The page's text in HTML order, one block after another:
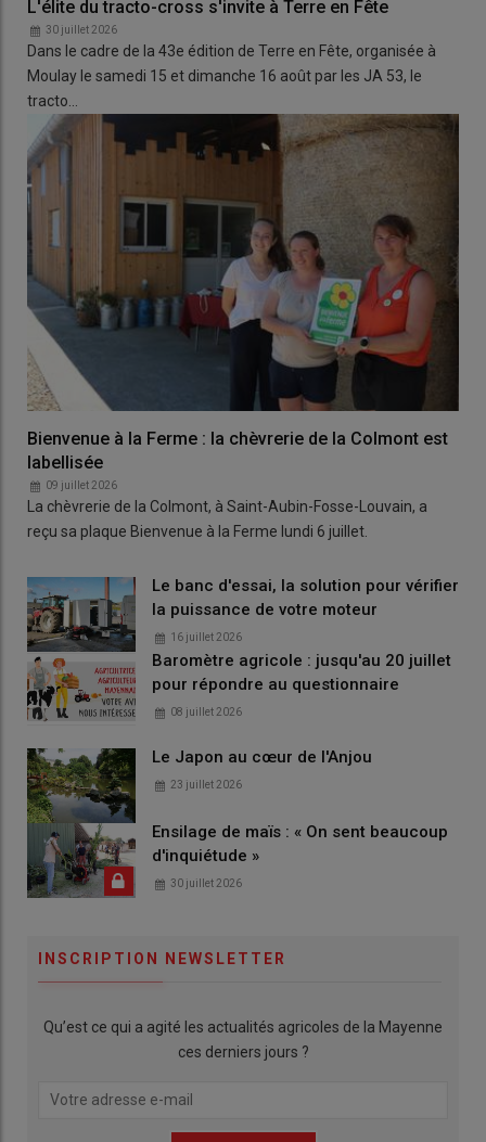
L'élite du tracto-cross s'invite à Terre en Fête
30 juillet 2026
Dans le cadre de la 43e édition de Terre en Fête, organisée à
Moulay le samedi 15 et dimanche 16 août par les JA 53, le
tracto…
Bienvenue à la Ferme : la chèvrerie de la Colmont est
labellisée
09 juillet 2026
La chèvrerie de la Colmont, à Saint-Aubin-Fosse-Louvain, a
reçu sa plaque Bienvenue à la Ferme lundi 6 juillet.
Le banc d'essai, la solution pour vérifier
la puissance de votre moteur
16 juillet 2026
Baromètre agricole : jusqu'au 20 juillet
pour répondre au questionnaire
08 juillet 2026
Le Japon au cœur de l'Anjou
23 juillet 2026
Ensilage de maïs : « On sent beaucoup
d'inquiétude »
30 juillet 2026
INSCRIPTION NEWSLETTER
Qu’est ce qui a agité les actualités agricoles de la Mayenne
ces derniers jours ?